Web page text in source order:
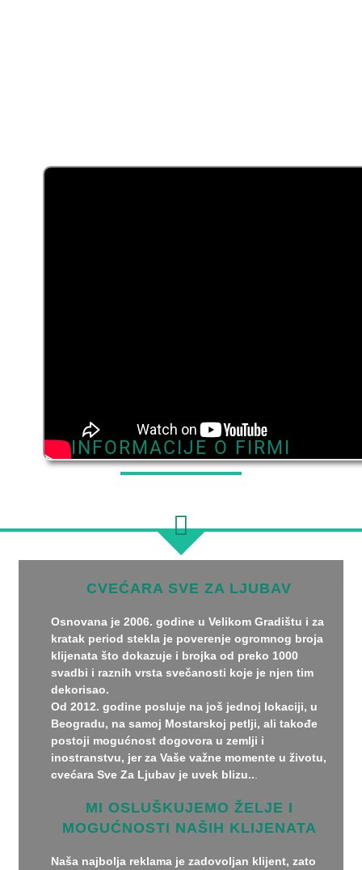
INFORMACIJE O FIRMI
CVEĆARA SVE ZA LJUBAV
Osnovana je 2006. godine u Velikom Gradištu i za
kratak period stekla je poverenje ogromnog broja
klijenata što dokazuje i brojka od preko 1000
svadbi i raznih vrsta svečanosti koje je njen tim
dekorisao.
Od 2012. godine posluje na još jednoj lokaciji, u
Beogradu, na samoj Mostarskoj petlji, ali takođe
postoji mogućnost dogovora u zemlji i
inostranstvu, jer za Vaše važne momente u životu,
cvećara Sve Za Ljubav je uvek blizu..
MI OSLUŠKUJEMO ŽELJE I
MOGUĆNOSTI NAŠIH KLIJENATA
Naša najbolja reklama je zadovoljan klijent, zato